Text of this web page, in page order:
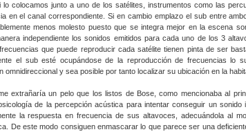
lo colocamos junto a uno de los satélites, instrumentos como las
en el canal correspondiente. Si en cambio emplazo el sub entre
menos molesto puesto que se integra mejor en la escena
independiente los sonidos emitidos para cada uno de los 3
que puede reproducir cada satélite tienen pinta de ser
el sub esté ocupándose de la reproducción de frecuencias lo
omnidireccional y sea posible por tanto localizar su ubicación en la
extrañaría un pelo que los listos de Bose, como mencionaba al
de la percepción acústica para intentar conseguir un sonido
la respuesta en frecuencia de sus altavoces, adecuándola al
De este modo consiguen enmascarar lo que parece ser una